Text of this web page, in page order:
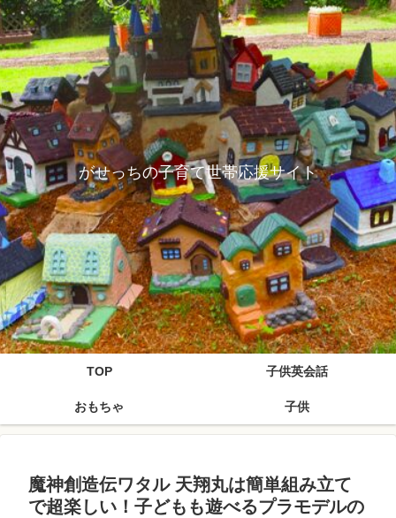
がせっちの子育て世帯応援サイト
TOP 子供英会話
おもちゃ 子供
魔神創造伝ワタル 天翔丸は簡単組み立て
で超楽しい！子どもも遊べるプラモデルの